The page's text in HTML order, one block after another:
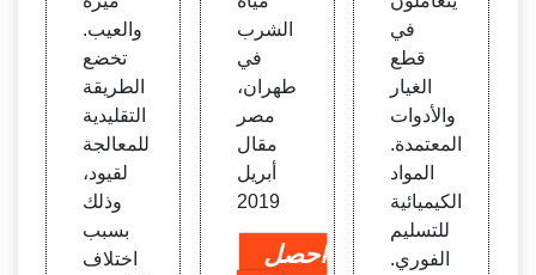
والعيب.
تخضع
الطريقة
التقليدية
للمعالجة
لقيود،
وذلك
بسبب
اختلاف
الشرب
في
طهران،
مصر
مقال
أبريل
2019
احصل
في
قطع
الغيار
والأدوات
المعتمدة.
المواد
الكيميائية
للتسليم
الفوري.